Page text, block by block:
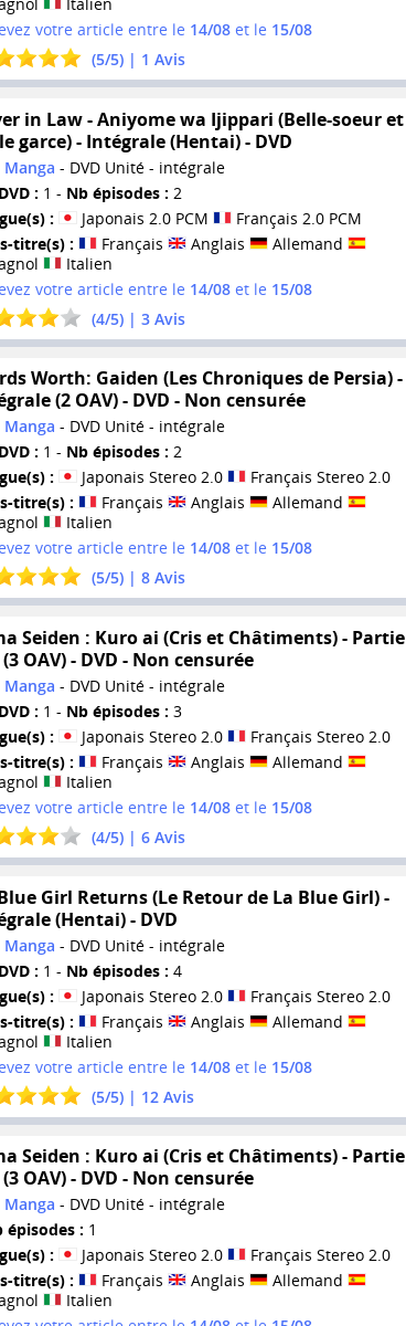
votre article entre le 14/08et le 15/08
(5/5) | 1 Avis
in Law - Aniyome wa Ijippari (Belle-soeur et
garce) - Intégrale (Hentai) - DVD
- DVD Unité - intégrale
: 1 - Nb épisodes : 2
:
Japonais 2.0 PCM
Français 2.0 PCM
titre(s) :
Français Anglais
Allemand
Italien
votre article entre le 14/08et le 15/08
(4/5) | 3Avis
Worth: Gaiden (Les Chroniques de Persia) -
(2 OAV) - DVD - Non censurée
- DVD Unité - intégrale
: 1 - Nb épisodes : 2
:
Japonais Stereo 2.0
Français Stereo 2.0
titre(s) :
Français Anglais
Allemand
Italien
votre article entre le 14/08et le 15/08
(5/5) | 8Avis
Seiden : Kuro ai (Cris et Châtiments) - Partie
OAV) - DVD - Non censurée
- DVD Unité - intégrale
: 1 - Nb épisodes : 3
:
Japonais Stereo 2.0
Français Stereo 2.0
titre(s) :
Français Anglais
Allemand
Italien
votre article entre le 14/08et le 15/08
(4/5) | 6Avis
Girl Returns (Le Retour de La Blue Girl) -
(Hentai) - DVD
- DVD Unité - intégrale
: 1 - Nb épisodes : 4
:
Japonais Stereo 2.0
Français Stereo 2.0
titre(s) :
Français Anglais
Allemand
Italien
votre article entre le 14/08et le 15/08
(5/5) | 12Avis
Seiden : Kuro ai (Cris et Châtiments) - Partie
OAV) - DVD - Non censurée
- DVD Unité - intégrale
épisodes : 1
:
Japonais Stereo 2.0
Français Stereo 2.0
titre(s) :
Français Anglais
Allemand
Italien